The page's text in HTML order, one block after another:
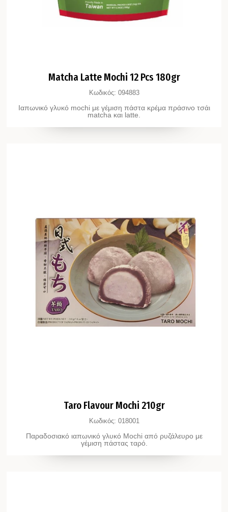
Matcha Latte Mochi 12 Pcs 180gr
Κωδικός: 094883
Ιαπωνικό γλυκό mochi με γέμιση πάστα κρέμα πράσινο τσάι
matcha και latte.
Taro Flavour Mochi 210gr
Κωδικός: 018001
Παραδοσιακό ιαπωνικό γλυκό Mochi από ρυζάλευρο με
γέμιση πάστας ταρό.